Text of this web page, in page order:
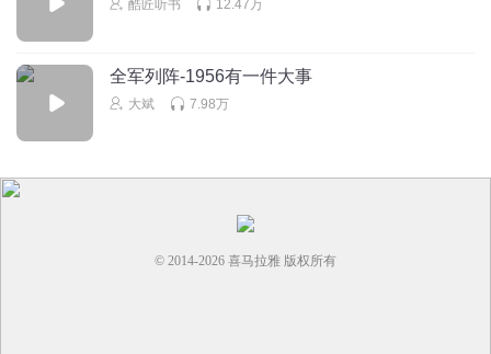
酷匠听书 12.47万
全军列阵-1956有一件大事
大斌 7.98万
© 2014-2026 喜马拉雅 版权所有